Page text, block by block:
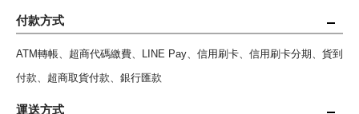
付款方式
ATM轉帳、超商代碼繳費、LINE Pay、信用刷卡、信用刷卡分期、貨到
付款、超商取貨付款、銀行匯款
運送方式